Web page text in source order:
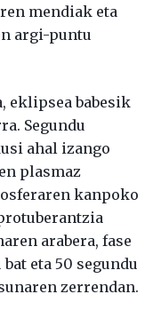
mendiak eta
argi-puntu
eklipsea babesik
Segundu
ahal izango
plasmaz
kanpoko
arabera, fase
eta 50 segundu
zerrendan.